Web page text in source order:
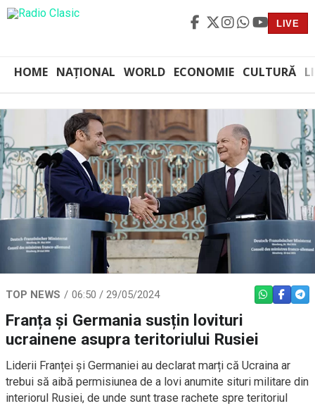
LIVE
HOME NAȚIONAL WORLD ECONOMIE CULTURĂ
TOP NEWS 06:50 / 29/05/2024 WHATSAPP
Franța și Germania susțin lovituri
ucrainene asupra teritoriului Rusiei
Liderii Franței și Germaniei au declarat marți că Ucraina ar
trebui să aibă permisiunea de a lovi anumite situri militare din
interiorul Rusiei, de unde sunt trase rachete spre teritoriul